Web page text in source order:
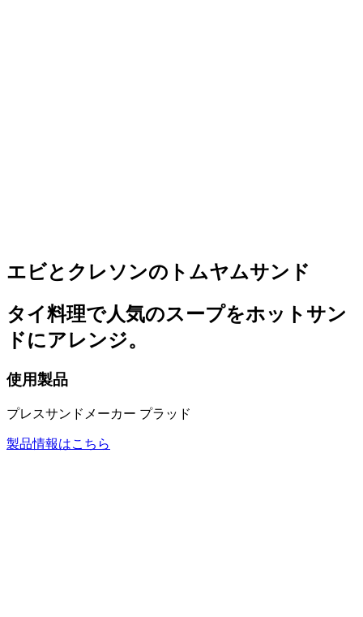
エビとクレソンのトムヤムサンド
タイ料理で人気のスープをホットサン
ドにアレンジ。
使用製品
プレスサンドメーカー プラッド
製品情報はこちら